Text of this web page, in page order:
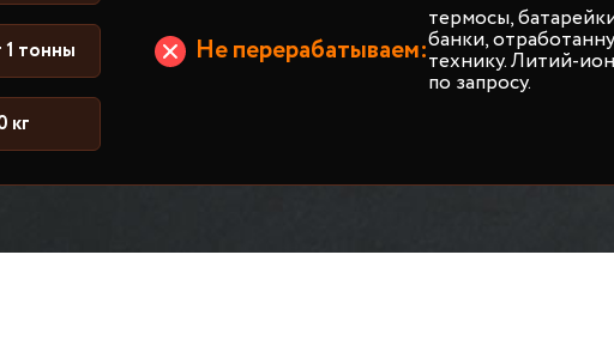
тонны
кг
Не перерабатываем:
термосы,
банки,
технику. Литий-
по запросу.